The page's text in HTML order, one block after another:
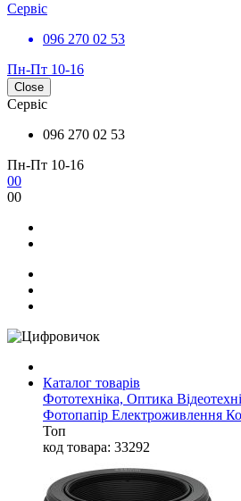
Сервіс
096 270 02 53
Пн-Пт 10-16
Close
Сервіс
096 270 02 53
Пн-Пт 10-16
00
00
Каталог товарів
Фототехніка, Оптика
Фотопапір Електроживлення
Топ
код товара: 33292